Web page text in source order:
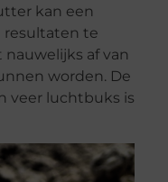
kan een
resultaten te
af van
worden. De
veer luchtbuks is